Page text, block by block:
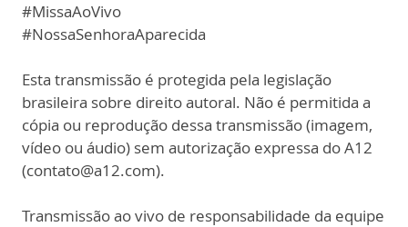
#MissaAoVivo
#NossaSenhoraAparecida
Esta transmissão é protegida pela legislação
brasileira sobre direito autoral. Não é permitida a
cópia ou reprodução dessa transmissão (imagem,
vídeo ou áudio) sem autorização expressa do A12
(contato@a12.com).
Transmissão ao vivo de responsabilidade da equipe